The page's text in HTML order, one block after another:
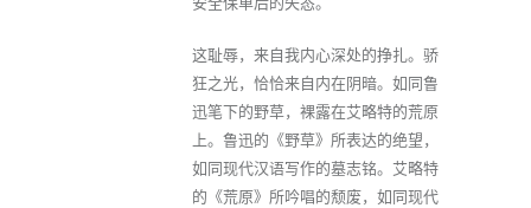
这耻辱，来自我内心深处的挣扎。骄
狂之光，恰恰来自内在阴暗。如同鲁
迅笔下的野草，裸露在艾略特的荒原
上。鲁迅的《野草》所表达的绝望，
如同现代汉语写作的墓志铭。艾略特
的《荒原》所吟唱的颓废，如同现代